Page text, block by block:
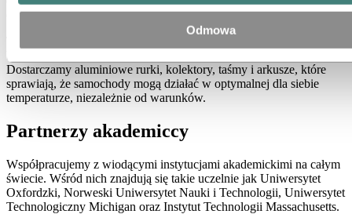
Odmowa
chłodzenie.
Dostarczamy aluminiowe rurki, kolektory, taśmy i arkusze, które
sprawiają, że samochody mogą działać w optymalnej dla siebie
temperaturze, niezależnie od warunków.
Partnerzy akademiccy
Współpracujemy z wiodącymi instytucjami akademickimi na całym
świecie. Wśród nich znajdują się takie uczelnie jak Uniwersytet
Oxfordzki, Norweski Uniwersytet Nauki i Technologii, Uniwersytet
Technologiczny Michigan oraz Instytut Technologii Massachusetts.